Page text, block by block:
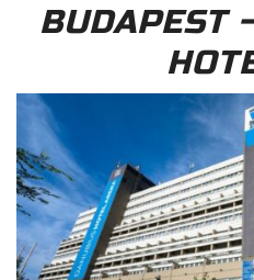
BUDAPEST